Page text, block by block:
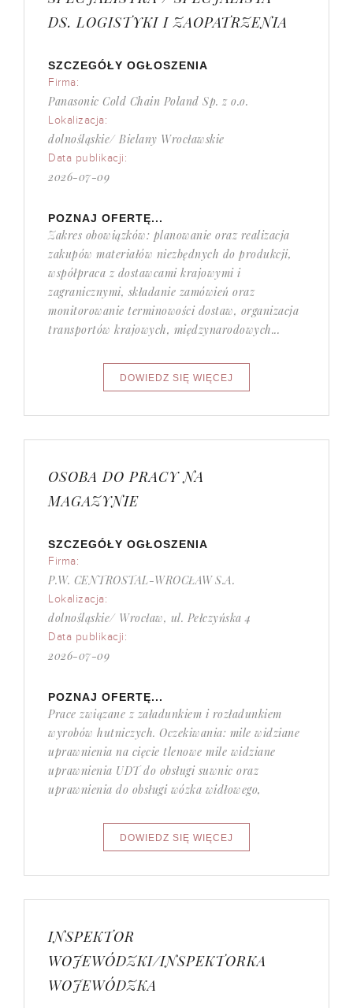
DS. LOGISTYKI I ZAOPATRZENIA
SZCZEGÓŁY OGŁOSZENIA
Firma:
Panasonic Cold Chain Poland Sp. z o.o.
Lokalizacja:
dolnośląskie/ Bielany Wrocławskie
Data publikacji:
2026-07-09
POZNAJ OFERTĘ...
Zakres obowiązków: planowanie oraz realizacja
zakupów materiałów niezbędnych do produkcji,
współpraca z dostawcami krajowymi i
zagranicznymi, składanie zamówień oraz
monitorowanie terminowości dostaw, organizacja
transportów krajowych, międzynarodowych...
OSOBA DO PRACY NA
MAGAZYNIE
SZCZEGÓŁY OGŁOSZENIA
Firma:
P.W. CENTROSTAL-WROCŁAW S.A.
Lokalizacja:
dolnośląskie/ Wrocław, ul. Pełczyńska 4
Data publikacji:
2026-07-09
POZNAJ OFERTĘ...
Prace związane z załadunkiem i rozładunkiem
wyrobów hutniczych. Oczekiwania: mile widziane
uprawnienia na cięcie tlenowe mile widziane
uprawnienia UDT do obsługi suwnic oraz
uprawnienia do obsługi wózka widłowego,
INSPEKTOR
WOJEWÓDZKI/INSPEKTORKA
WOJEWÓDZKA